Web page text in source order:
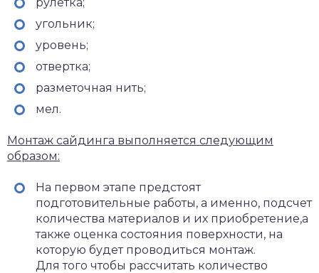
угольник;
уровень;
отвертка;
разметочная нить;
мел.
Монтаж сайдинга выполняется следующим
образом:
На первом этапе предстоят
подготовительные работы, а именно, подсчет
количества материалов и их приобретение,а
также оценка состояния поверхности, на
которую будет проводиться монтаж.
Для того чтобы рассчитать количество